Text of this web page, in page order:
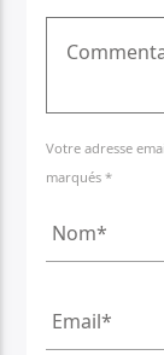
Votre adresse
marqués *